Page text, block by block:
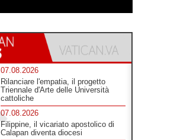
07.08.2026
Rilanciare l'empatia, il progetto
Triennale d'Arte delle Università
cattoliche
07.08.2026
Filippine, il vicariato apostolico di
Calapan diventa diocesi